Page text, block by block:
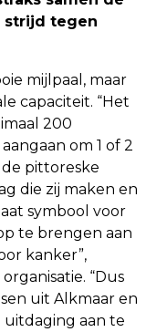
strijd tegen
mijlpaal, maar
capaciteit. “Het
200
om 1 of 2
pittoreske
die zij maken en
symbool voor
te brengen aan
kanker”,
“Dus
uit Alkmaar en
aan te